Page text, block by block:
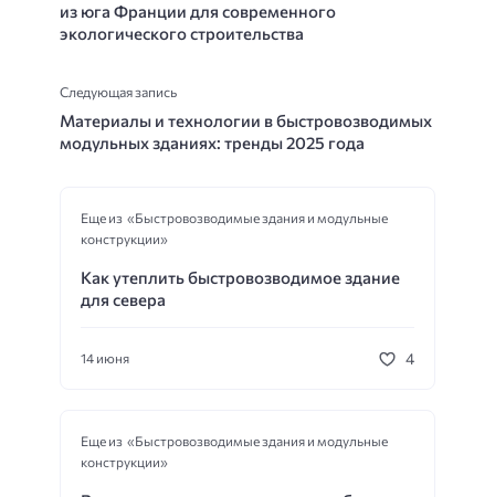
из юга Франции для современного
экологического строительства
Следующая запись
Материалы и технологии в быстровозводимых
модульных зданиях: тренды 2025 года
Еще из «Быстровозводимые здания и модульные
конструкции»
Как утеплить быстровозводимое здание
для севера
14 июня 4
Еще из «Быстровозводимые здания и модульные
конструкции»